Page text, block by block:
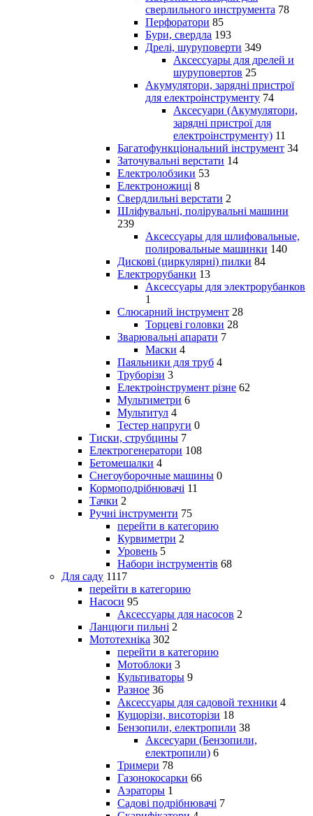
сверлильного инструмента 78
Перфоратори 85
Бури, свердла 193
Дрелі, шуруповерти 349
Аксессуары для дрелей и
шуруповертов 25
Акумулятори, зарядні пристрої
для електроінструменту 74
Аксесуари (Акумулятори,
зарядні пристрої для
електроінструменту) 11
Багатофункціональний інструмент 34
Заточувальні верстати 14
Електролобзики 53
Електроножиці 8
Свердлильні верстати 2
Шліфувальні, полірувальні машини
239
Аксессуары для шлифовальные,
полировальные машинки 140
Дискові (циркулярні) пилки 84
Електрорубанки 13
Аксессуары для электрорубанков
1
Слюсарний інструмент 28
Торцеві головки 28
Зварювальні апарати 7
Маски 4
Паяльники для труб 4
Труборізи 3
Електроінструмент різне 62
Мультиметри 6
Мультитул 4
Тестер напруги 0
Тиски, струбцины 7
Електрогенератори 108
Бетомешалки 4
Снегоуборочные машины 0
Кормоподрібнювачі 11
Тачки 2
Ручні інструменти 75
перейти в категорию
Курвиметри 2
Уровень 5
Набори інструментів 68
Для саду 1117
перейти в категорию
Насоси 95
Аксессуары для насосов 2
Ланцюги пильні 2
Мототехніка 302
перейти в категорию
Мотоблоки 3
Культиваторы 9
Разное 36
Аксессуары для садовой техники 4
Кущорізи, висоторізи 18
Бензопили, електропили 38
Аксесуари (Бензопили,
електропили) 6
Тримери 78
Газонокосарки 66
Аэраторы 1
Садові подрібнювачі 7